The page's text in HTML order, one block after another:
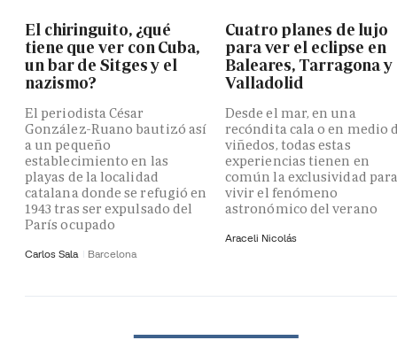
El chiringuito, ¿qué
tiene que ver con Cuba,
un bar de Sitges y el
nazismo?
El periodista César
González-Ruano bautizó así
a un pequeño
establecimiento en las
playas de la localidad
catalana donde se refugió en
1943 tras ser expulsado del
París ocupado
Carlos Sala Barcelona
Cuatro planes de lujo
para ver el eclipse en
Baleares, Tarragona y
Valladolid
Desde el mar, en una
recóndita cala o en medio
viñedos, todas estas
experiencias tienen en
común la exclusividad
vivir el fenómeno
astronómico del verano
Araceli Nicolás